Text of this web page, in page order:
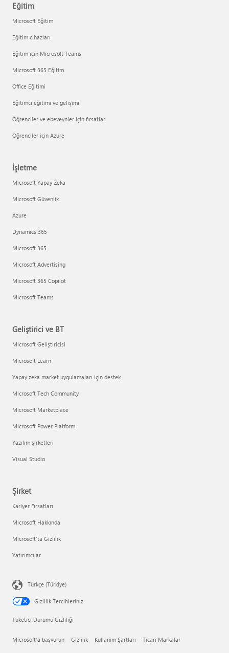
Eğitim
Microsoft Eğitim
Eğitim cihazları
Eğitim için Microsoft Teams
Microsoft 365 Eğitim
Office Eğitimi
Eğitimci eğitimi ve gelişimi
Öğrenciler ve ebeveynler için fırsatlar
Öğrenciler için Azure
İşletme
Microsoft Yapay Zeka
Microsoft Güvenlik
Azure
Dynamics 365
Microsoft 365
Microsoft Advertising
Microsoft 365 Copilot
Microsoft Teams
Geliştirici ve BT
Microsoft Geliştiricisi
Microsoft Learn
Yapay zeka market uygulamaları için destek
Microsoft Tech Community
Microsoft Marketplace
Microsoft Power Platform
Yazılım şirketleri
Visual Studio
Şirket
Kariyer Fırsatları
Microsoft Hakkında
Microsoft'ta Gizlilik
Yatırımcılar
Türkçe (Türkiye)
Gizlilik Tercihleriniz
Tüketici Durumu Gizliliği
Microsoft'a başvurun Gizlilik Kullanım Şartları Ticari Markalar